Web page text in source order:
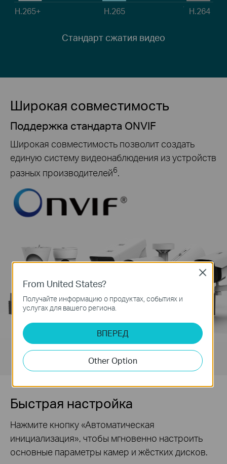
H.265+ H.265 H.264
Стандарт сжатия видео
Широкая совместимость
Поддержка стандарта ONVIF
Широкая совместимость позволит создать
единую систему видеонаблюдения из устройств
разных производителей6.
Быстрая настройка
Нажмите кнопку «Автоматическая
инициализация», чтобы мгновенно настроить
основные параметры камер и жёстких дисков.
From United States?
Получайте информацию о продуктах, событиях и
услугах для вашего региона.
ВПЕРЕД
Other Option
Close